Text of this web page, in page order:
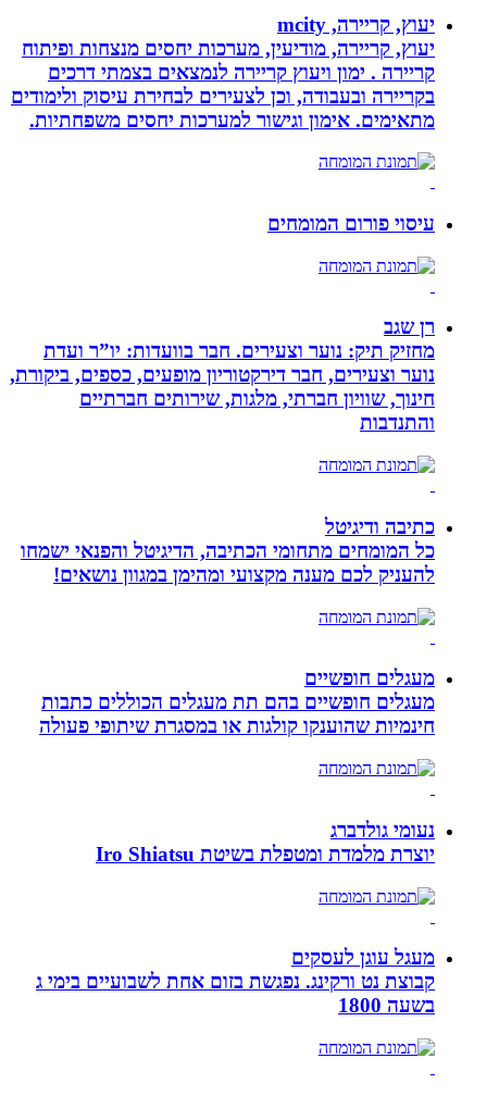
יעוץ, קריירה, mcity
יעוץ, קריירה, מודיעין, מערכות יחסים מנצחות ופיתוח
קריירה . ימון ויעוץ קריירה לנמצאים בצמתי דרכים
בקריירה ובעבודה, וכן לצעירים לבחירת עיסוק ולימודים
מתאימים. אימון וגישור למערכות יחסים משפחתיות.
עיסוי פורום המומחים
רן שגב
מחזיק תיק: נוער וצעירים. חבר בוועדות: יו”ר ועדת
נוער וצעירים, חבר דירקטוריון מופעים, כספים, ביקורת,
חינוך, שוויון חברתי, מלגות, שירותים חברתיים
והתנדבות
כתיבה ודיגיטל
כל המומחים מתחומי הכתיבה, הדיגיטל והפנאי ישמחו
להעניק לכם מענה מקצועי ומהימן במגוון נושאים!
מעגלים חופשיים
מעגלים חופשיים בהם תת מעגלים הכוללים כתבות
חינמיות שהוענקו קולגות או במסגרת שיתופי פעולה
נעומי גולדברג
יוצרת מלמדת ומטפלת בשיטת Iro Shiatsu
מעגל עוגן לעסקים
קבוצת נט ורקינג. נפגשת בזום אחת לשבועיים בימי ג
בשעה 1800